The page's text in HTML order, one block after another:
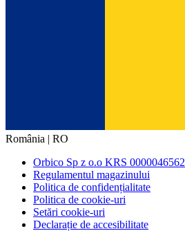
România | RO
Orbico Sp z o.o KRS 0000046562
Regulamentul magazinului
Politica de confidențialitate
Politica de cookie-uri
Setări cookie-uri
Declarație de accesibilitate